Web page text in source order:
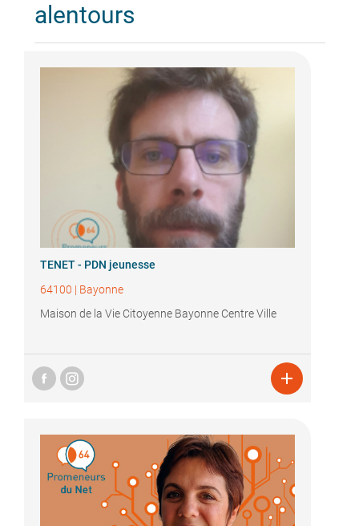
alentours
TENET - PDN jeunesse
64100 | Bayonne
Maison de la Vie Citoyenne Bayonne Centre Ville
